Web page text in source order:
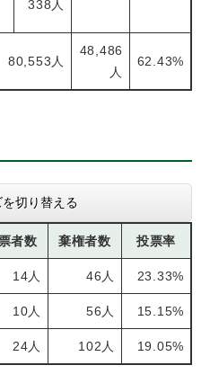
338人
80,553人
48,486
人
62.43%
切り替える
者数 棄権者数 投票率
14人 46人 23.33%
10人 56人 15.15%
24人 102人 19.05%